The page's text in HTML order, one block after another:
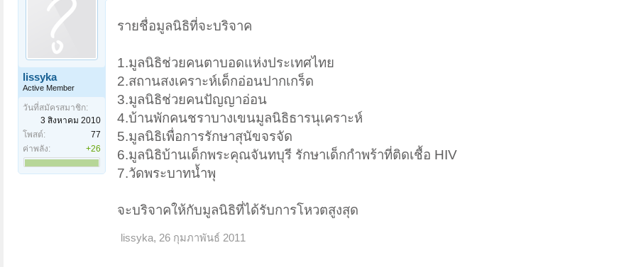
lissyka
Active Member
วันที่สมัครสมาชิก:
3 สิงหาคม 2010
โพสต์:
77
ค่าพลัง:
+26
รายชื่อมูลนิธิที่จะบริจาค
1.มูลนิธิช่วยคนตาบอดแห่งประเทศไทย
2.สถานสงเคราะห์เด็กอ่อนปากเกร็ด
3.มูลนิธิช่วยคนปัญญาอ่อน
4.บ้านพักคนชราบางเขนมูลนิธิธารนุเคราะห์
5.มูลนิธิเพื่อการรักษาสุนัขจรจัด
6.มูลนิธิบ้านเด็กพระคุณจันทบุรี รักษาเด็กกำพร้าที่ติดเชื้อ HIV
7.วัดพระบาทน้ำพุ
จะบริจาคให้กับมูลนิธิที่ได้รับการโหวตสูงสุด
lissyka, 26 กุมภาพันธ์ 2011